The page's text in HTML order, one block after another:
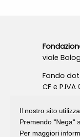
viale
Fondo
CF e
Isc.Reg
Il nostro sito
Premendo "Nega"
Per maggiori